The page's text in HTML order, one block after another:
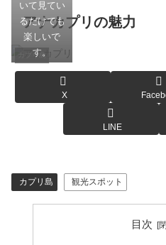
アナカプリの魅力
カプリ島
いて見てい
るだけでも
楽しいで
す。
X
LINE
カプリ島 観光スポット
目次